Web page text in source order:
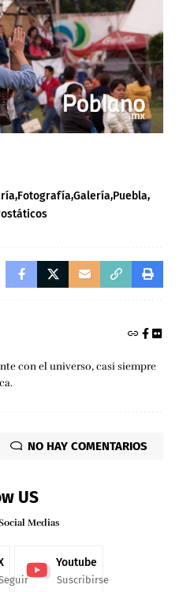
Fotografía Galería Puebla
con el universo, casi siempre
NO HAY COMENTARIOS
US
Medias
Youtube
Suscribirse